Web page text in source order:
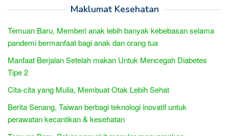
Maklumat Kesehatan
Temuan Baru, Memberi anak lebih banyak kebebasan selama
pandemi bermanfaat bagi anak dan orang tua
Manfaat Berjalan Setelah makan Untuk Mencegah Diabetes
Tipe 2
Cita-cita yang Mulia, Membuat Otak Lebih Sehat
Berita Senang, Taiwan berbagi teknologi inovatif untuk
perawatan kecantikan & kesehatan